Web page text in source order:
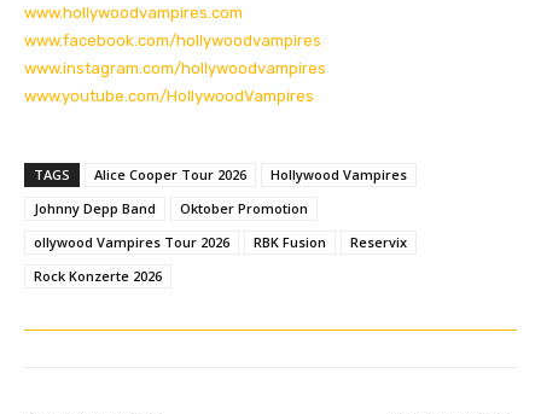
www.hollywoodvampires.com
www.facebook.com/hollywoodvampires
www.instagram.com/hollywoodvampires
www.youtube.com/HollywoodVampires
TAGS Alice Cooper Tour 2026
Hollywood Vampires
Johnny Depp Band
Oktober Promotion
ollywood Vampires Tour 2026
RBK Fusion
Reservix
Rock Konzerte 2026